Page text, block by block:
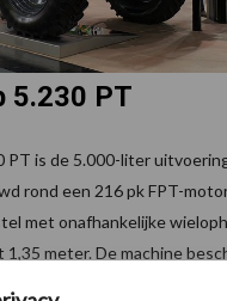
5.230 PT
PT is de 5.000-liter
rond een 216 pk FPT-
met onafhankelijke
meter. De machine